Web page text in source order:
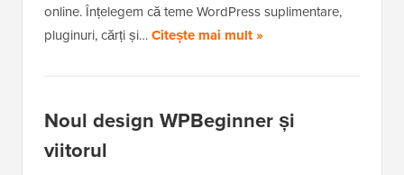
online. Înțelegem că teme WordPress suplimentare,
pluginuri, cărți și…Citește mai mult »
Noul design WPBeginner și
viitorul